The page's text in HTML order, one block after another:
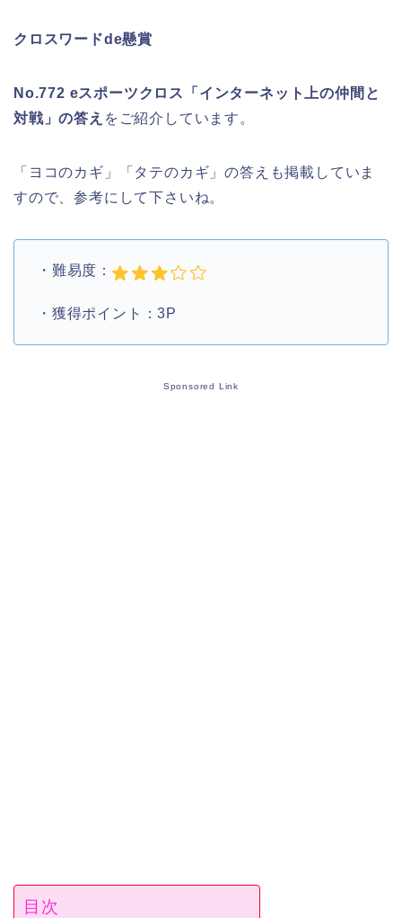
クロスワードde懸賞
No.772 eスポーツクロス「インターネット上の仲間と
対戦」の答え をご紹介しています。
「ヨコのカギ」「タテのカギ」の答えも掲載していま
すので、参考にして下さいね。
・難易度：
・獲得ポイント：3P
Sponsored Link
目次